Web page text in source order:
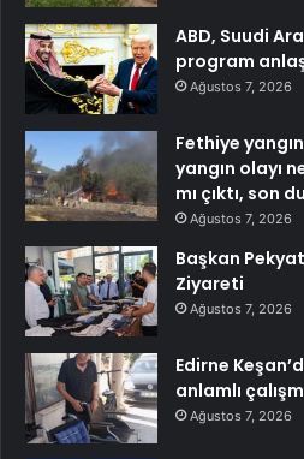
ABD, Suudi
program
Ağustos 7, 2026
Fethiye
yangın olayı
mı çıktı, son
Ağustos 7, 2026
Başkan
Ziyareti
Ağustos 7, 2026
Edirne
anlamlı
Ağustos 7, 2026